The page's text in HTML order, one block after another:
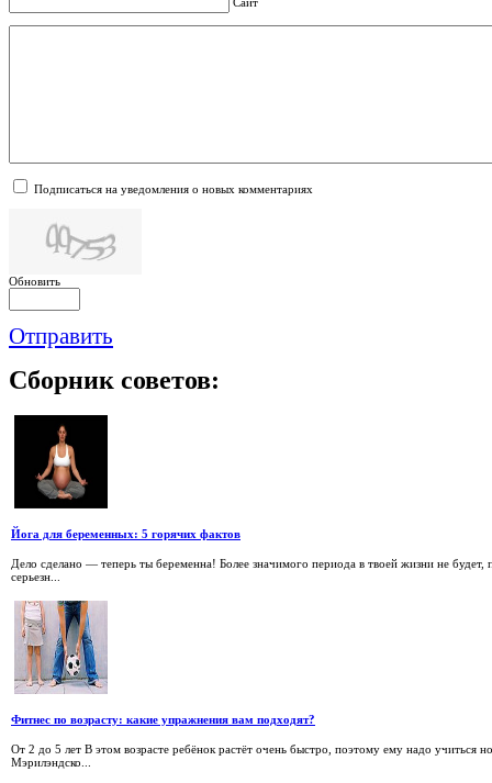
Подписаться на уведомления о новых комментариях
Обновить
Отправить
Сборник советов:
Йога для беременных: 5 горячих фактов
Дело сделано — теперь ты беременна! Более значимого периода в твоей жизни не
серьезн...
Фитнес по возрасту: какие упражнения вам подходят?
От 2 до 5 лет В этом возрасте ребёнок растёт очень быстро, поэтому ему надо учиться
Мэрилэндско...